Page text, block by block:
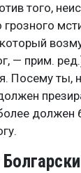
того,
— прим.
Посему ты,
должен